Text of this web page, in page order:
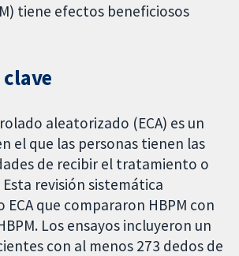
tiene efectos beneficiosos
aleatorizado (ECA) es un
el que las personas tienen las
de recibir el tratamiento o
revisión sistemática
que compararon HBPM con
Los ensayos incluyeron un
con al menos 273 dedos de